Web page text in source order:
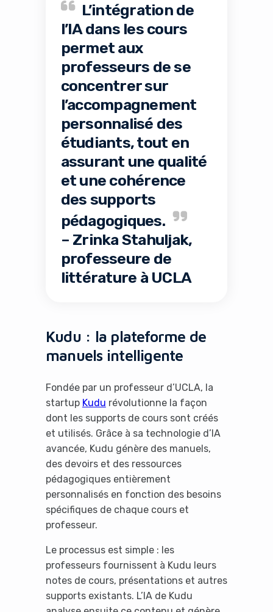
L’intégration de
l’IA dans les cours
permet aux
professeurs de se
concentrer sur
l’accompagnement
personnalisé des
étudiants, tout en
assurant une qualité
et une cohérence
des supports
pédagogiques.
– Zrinka Stahuljak,
professeure de
littérature à UCLA
Kudu : la plateforme de
manuels intelligente
Fondée par un professeur d’UCLA, la
startup Kudu révolutionne la façon
dont les supports de cours sont créés
et utilisés. Grâce à sa technologie d’IA
avancée, Kudu génère des manuels,
des devoirs et des ressources
pédagogiques entièrement
personnalisés en fonction des besoins
spécifiques de chaque cours et
professeur.
Le processus est simple : les
professeurs fournissent à Kudu leurs
notes de cours, présentations et autres
supports existants. L’IA de Kudu